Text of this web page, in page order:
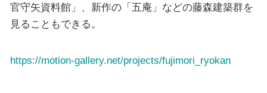
官守矢資料館」、新作の「五庵」などの藤森建築群を
見ることもできる。
https://motion-gallery.net/projects/fujimori_ryokan